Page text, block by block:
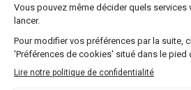
Promotion de l'agriculture
Biodégradable : Une
réduire les déchets
"Biodegradable"signifie
matériaux capables de se